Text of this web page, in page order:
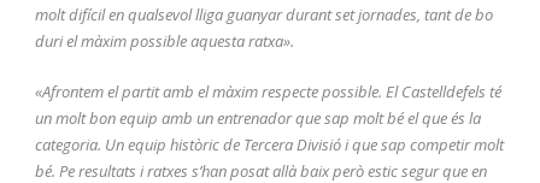
molt difícil en qualsevol lliga guanyar durant set jornades, tant de bo
duri el màxim possible aquesta ratxa».
«Afrontem el partit amb el màxim respecte possible. El Castelldefels té
un molt bon equip amb un entrenador que sap molt bé el que és la
categoria. Un equip històric de Tercera Divisió i que sap competir molt
bé. Pe resultats i ratxes s’han posat allà baix però estic segur que en